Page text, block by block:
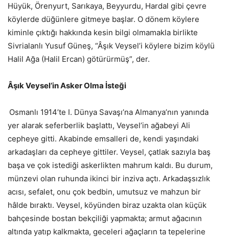
Hüyük, Örenyurt, Sarıkaya, Beyyurdu, Hardal gibi çevre
köylerde düğünlere gitmeye başlar. O dönem köylere
kiminle çıktığı hakkında kesin bilgi olmamakla birlikte
Sivrialanlı Yusuf Güneş, “Âşık Veysel’i köylere bizim köylü
Halil Ağa (Halil Ercan) götürürmüş”, der.
Âşık Veysel’in Asker Olma İsteği
Osmanlı 1914’te I. Dünya Savaşı’na Almanya’nın yanında
yer alarak seferberlik başlattı, Veysel’in ağabeyi Ali
cepheye gitti. Akabinde emsalleri de, kendi yaşındaki
arkadaşları da cepheye gittiler. Veysel, çatlak sazıyla baş
başa ve çok istediği askerlikten mahrum kaldı. Bu durum,
münzevi olan ruhunda ikinci bir inziva açtı. Arkadaşsızlık
acısı, sefalet, onu çok bedbin, umutsuz ve mahzun bir
hâlde bıraktı. Veysel, köyünden biraz uzakta olan küçük
bahçesinde bostan bekçiliği yapmakta; armut ağacının
altında yatıp kalkmakta, geceleri ağaçların ta tepelerine